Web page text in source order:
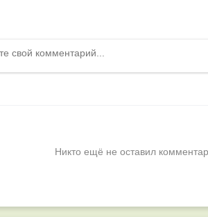
Никто ещё не оставил